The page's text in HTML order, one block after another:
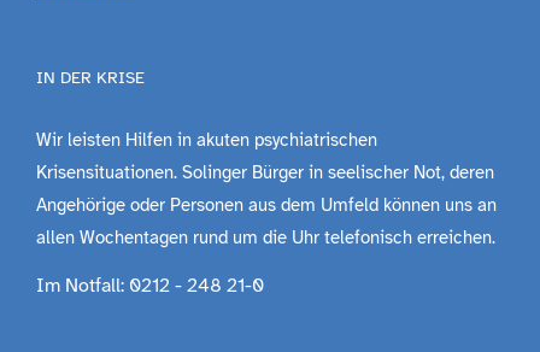
IN DER KRISE
Wir leisten Hilfen in akuten psychiatrischen
Krisensituationen. Solinger Bürger in seelischer Not, deren
Angehörige oder Personen aus dem Umfeld können uns an
allen Wochentagen rund um die Uhr telefonisch erreichen.
Im Notfall: 0212 - 248 21-0